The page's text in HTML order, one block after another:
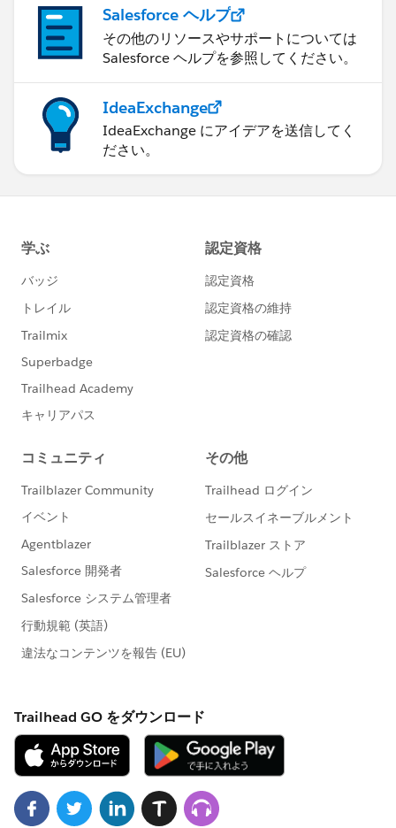
Salesforce ヘルプ
その他のリソースやサポートについては
Salesforce ヘルプを参照してください。
IdeaExchange
IdeaExchange にアイデアを送信してく
ださい。